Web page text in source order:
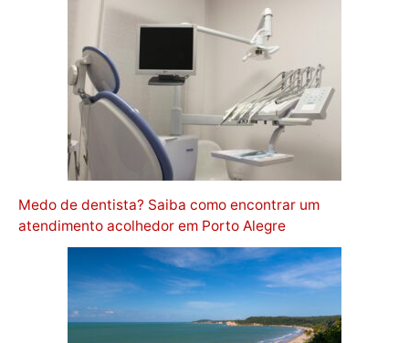
Medo de dentista? Saiba como encontrar um
atendimento acolhedor em Porto Alegre